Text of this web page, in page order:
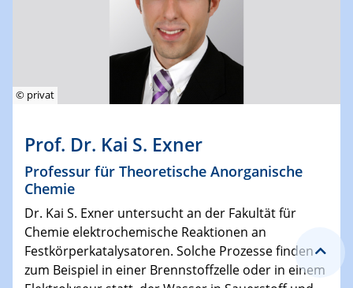
© privat
Prof. Dr. Kai S. Exner
Professur für Theoretische Anorganische
Chemie
Dr. Kai S. Exner untersucht an der Fakultät für
Chemie elektrochemische Reaktionen an
Festkörperkatalysatoren. Solche Prozesse finden
zum Beispiel in einer Brennstoffzelle oder in einem